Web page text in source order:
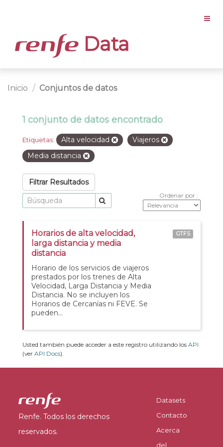
Data
Inicio Conjuntos de datos
1 conjunto de datos encontrado
Etiquetas: Alta velocidad
Viajeros
Media distancia
Filtrar Resultados
Ordenar por
Horarios de alta velocidad,
larga distancia y media
distancia
Horario de los servicios de viajeros
prestados por los trenes de Alta
Velocidad, Larga Distancia y Media
Distancia. No se incluyen los
Horarios de Cercanías ni FEVE. Se
pueden...
GTFS
Usted también puede acceder a este registro utilizando los API
(ver API Docs).
Renfe. Todos los derechos
reservados.
Datasets
Contacto
Acerca
del